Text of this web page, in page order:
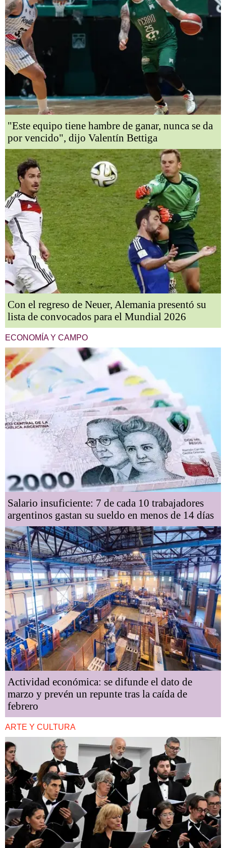
"Este equipo tiene hambre de ganar, nunca se da
por vencido", dijo Valentín Bettiga
Con el regreso de Neuer, Alemania presentó su
lista de convocados para el Mundial 2026
ECONOMÍA Y CAMPO
Salario insuficiente: 7 de cada 10 trabajadores
argentinos gastan su sueldo en menos de 14 días
Actividad económica: se difunde el dato de
marzo y prevén un repunte tras la caída de
febrero
ARTE Y CULTURA